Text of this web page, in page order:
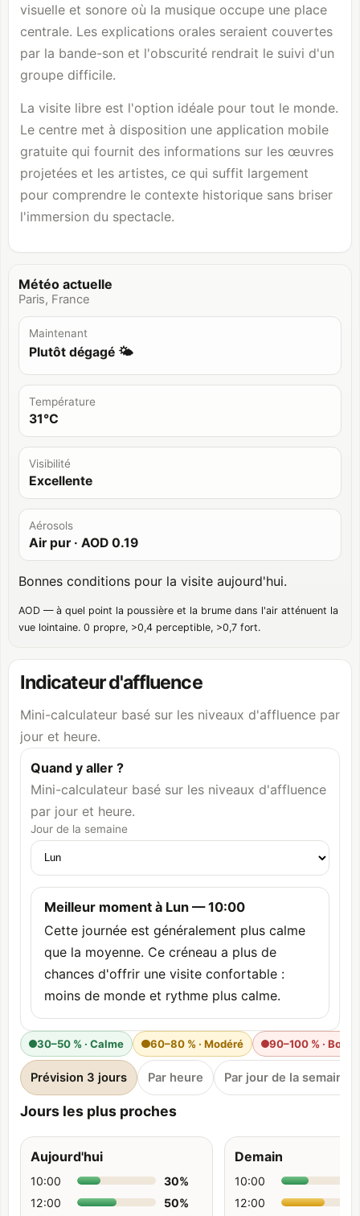
visuelle et sonore où la musique occupe une place
centrale. Les explications orales seraient couvertes
par la bande-son et l'obscurité rendrait le suivi d'un
groupe difficile.
La visite libre est l'option idéale pour tout le monde.
Le centre met à disposition une application mobile
gratuite qui fournit des informations sur les œuvres
projetées et les artistes, ce qui suffit largement
pour comprendre le contexte historique sans briser
l'immersion du spectacle.
Météo actuelle
Paris, France
Maintenant
Plutôt dégagé 🌤️
Température
31°C
Visibilité
Excellente
Aérosols
Air pur· AOD 0.19
Bonnes conditions pour la visite aujourd'hui.
AOD — à quel point la poussière et la brume dans l'air atténuent la
vue lointaine. 0 propre, >0,4 perceptible, >0,7 fort.
Indicateur d'affluence
Mini-calculateur basé sur les niveaux d'affluence par
jour et heure.
Quand y aller ?
Mini-calculateur basé sur les niveaux d'affluence
par jour et heure.
Jour de la semaine
Meilleur moment à Lun — 10:00
Cette journée est généralement plus calme
que la moyenne. Ce créneau a plus de
chances d'offrir une visite confortable :
moins de monde et rythme plus calme.
30–50 % · Calme 60–80 % · Modéré 90–100 % ·
Prévision 3 jours Par heure Par jour de la semaine
Jours les plus proches
Aujourd'hui
10:00 30%
12:00
50%
Demain
10:00
12:00